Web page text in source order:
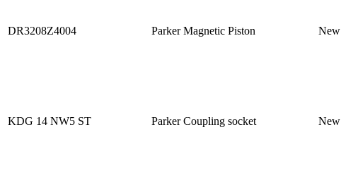
DR3208Z4004 Parker Magnetic Piston New
KDG 14 NW5 ST Parker Coupling socket New